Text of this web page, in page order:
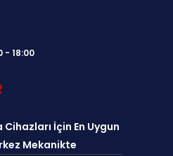
- 18:00
Cihazları İçin En Uygun
Mekanikte